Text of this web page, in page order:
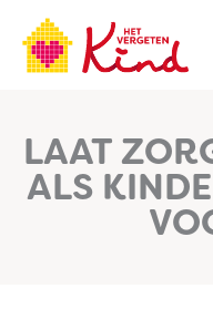
naar
LAAT
ALS